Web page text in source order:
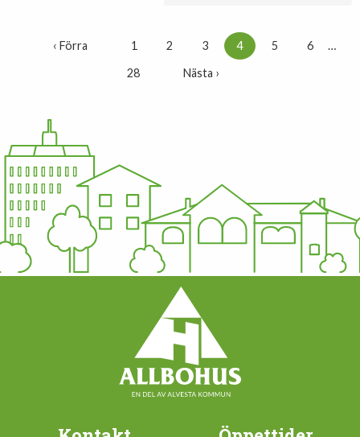
‹ Förra 1 2 3 4 5 6
…
28
Nästa ›